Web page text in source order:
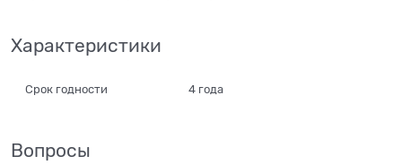
Характеристики
Срок годности 4 года
Вопросы